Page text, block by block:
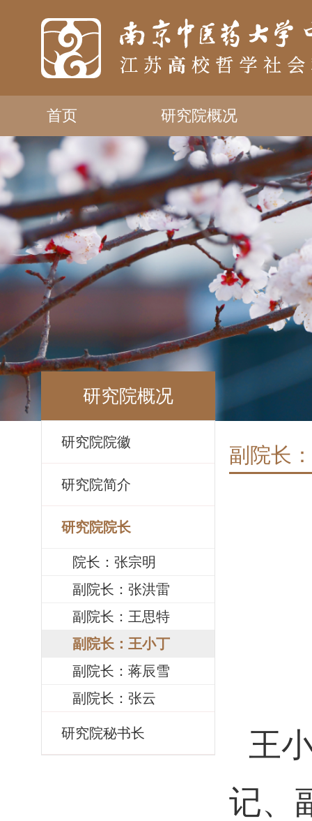
首页 研究院概况
研究院概况
研究院院徽
研究院简介
研究院院长
院长：张宗明
副院长：张洪雷
副院长：王思特
副院长：王小丁
副院长：蒋辰雪
副院长：张云
研究院秘书长
副院长
王
记、